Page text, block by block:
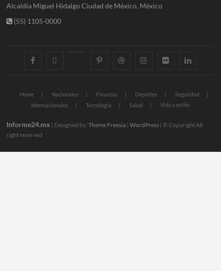
Alcaldia Miguel Hidalgo Ciudad de México, México
(55) 1105-0000
facebook googlepluspinterestdribbble instagramflickr linkedin
Home Nacionales Finanzas Deportes
Seguridad
Internacionales
Tecnologia Salud Vida y estilo
Informe24.mx | Designed by:Theme Freesia |WordPress | © Copyright All
right reserved